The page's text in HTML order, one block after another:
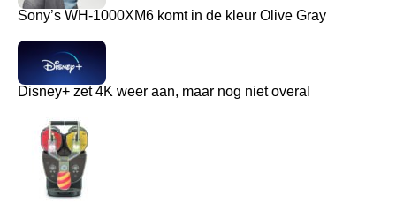
Sony’s WH-1000XM6 komt in de kleur Olive Gray
Disney+ zet 4K weer aan, maar nog niet overal